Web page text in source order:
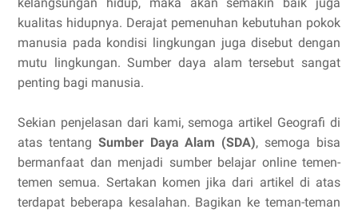
kualitas hidupnya. Derajat pemenuhan kebutuhan pokok
manusia pada kondisi lingkungan juga disebut dengan
mutu lingkungan. Sumber daya alam tersebut sangat
penting bagi manusia.
Sekian penjelasan dari kami, semoga artikel Geografi di
atas tentang Sumber Daya Alam (SDA), semoga bisa
bermanfaat dan menjadi sumber belajar online temen-
temen semua. Sertakan komen jika dari artikel di atas
terdapat beberapa kesalahan. Bagikan ke teman-teman